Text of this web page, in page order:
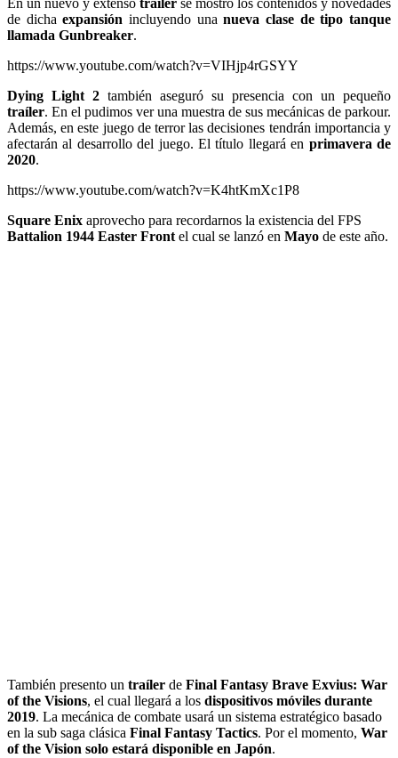
de dichaexpansión incluyendo unanueva clase de tipo tanque
llamada Gunbreaker.
https://www.youtube.com/watch?v=VIHjp4rGSYY
Dying Light 2 también aseguró su presencia con un pequeño
traíler. En el pudimos ver una muestra de sus mecánicas de parkour.
Además, en este juego de terror las decisiones tendrán importancia y
afectarán al desarrollo del juego. El título llegará en primavera de
2020.
https://www.youtube.com/watch?v=K4htKmXc1P8
Square Enix aprovecho para recordarnos la existencia del FPS
Battalion 1944 Easter Front el cual se lanzó en Mayo de este año.
También presento un traíler de Final Fantasy Brave Exvius: War
of the Visions, el cual llegará a los dispositivos móviles durante
2019. La mecánica de combate usará un sistema estratégico basado
en la sub saga clásica Final Fantasy Tactics. Por el momento, War
of the Vision solo estará disponible en Japón.